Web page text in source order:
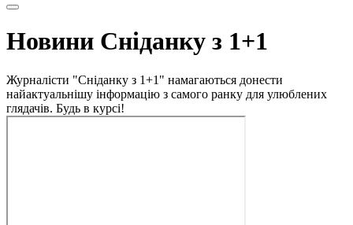
Новини Сніданку з 1+1
Журналісти "Сніданку з 1+1" намагаються донести
найактуальнішу інформацію з самого ранку для улюблених
глядачів. Будь в курсі!